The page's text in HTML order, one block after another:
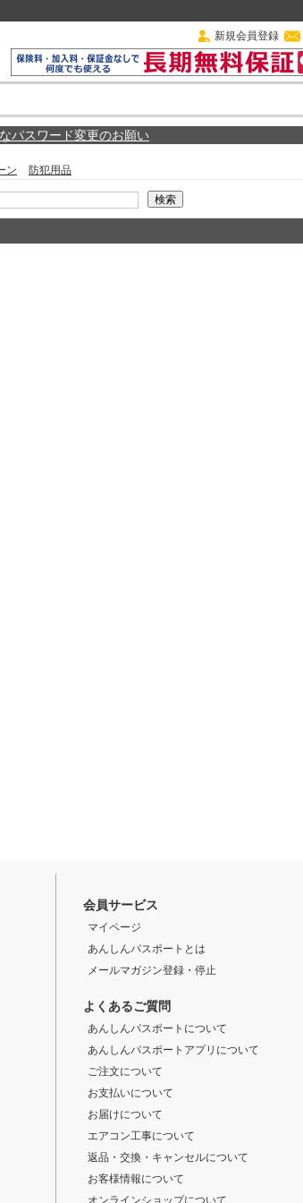
新規会員登録
パスワード変更のお願い
ン 防犯用品
会員サービス
マイページ
あんしんパスポートとは
メールマガジン登録・停止
よくあるご質問
あんしんパスポートについて
あんしんパスポートアプリについて
ご注文について
お支払いについて
お届けについて
エアコン工事について
返品・交換・キャンセルについて
お客様情報について
オンラインショップについて